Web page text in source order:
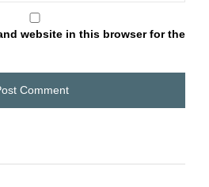
website in this browser for the